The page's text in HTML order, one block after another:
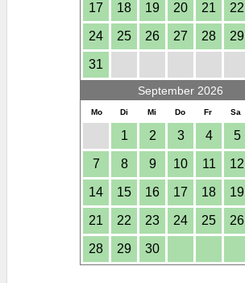
17 18 19 20 21 22
24 25 26 27 28 29
31
September 2026
Mo Di Mi Do Fr Sa
1 2 3 4 5
7 8 9 10 11 12
14 15 16 17 18 19
21 22 23 24 25 26
28 29 30